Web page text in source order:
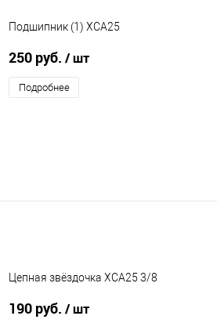
Подшипник (1) XCA25
250 руб. / шт
Подробнее
Цепная звёздочка XCA25 3/8
190 руб. / шт